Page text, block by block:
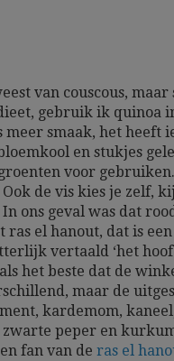
van couscous,
gebruik ik quinoa
smaak, het heeft
en stukjes
voor
de vis kies je zelf,
ons geval was dat
ras el hanout, dat is
vertaald ‘het
het beste dat de
maar de
kardemom,
zwarte peper en
fan van de ras el